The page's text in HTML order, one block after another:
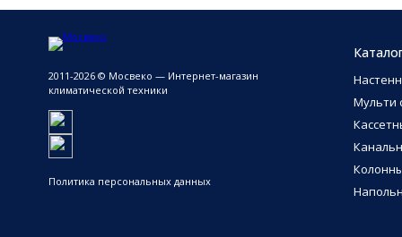
2011-2026 © Мосвеко — Интернет-магазин
климатической техники
Политика персональных данных
Мульти